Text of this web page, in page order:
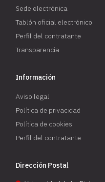
Sede electrónica
Tablón oficial electrónico
Perfil del contratante
Transparencia
Información
Aviso legal
Política de privacidad
Política de cookies
Perfil del contratante
Dirección Postal